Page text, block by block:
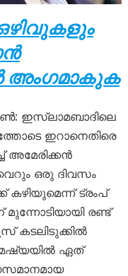
അംഗമാകുക
ഇസ്‌ലാമബാദിലെ
ഇറാനെതിരെ
അമേരിക്കൻ
ഒരു ദിവസം
കഴിയുമെന്ന് ട്രംപ്
മുന്നോടിയായി രണ്ട്
ഏത്